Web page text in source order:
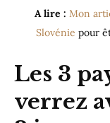
A lire : Mon
Slovénie pour
Les 3
verrez